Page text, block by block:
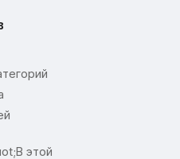
этой